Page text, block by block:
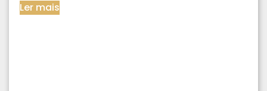
Ler mais